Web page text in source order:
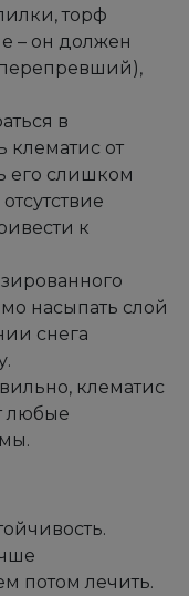
торф
– он должен
в
клематис от
его слишком
к
насыпать слой
снега
клематис
любые
потом лечить.